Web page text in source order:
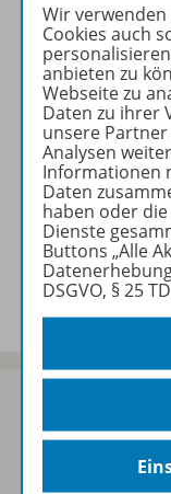
Sofort profitieren
Wir
Cookies auch
anbieten zu
Webseite zu
Daten zu ihrer
unsere
Analysen
Informationen
Daten
haben oder
Dienste
Buttons „Alle
DSGVO, § 25